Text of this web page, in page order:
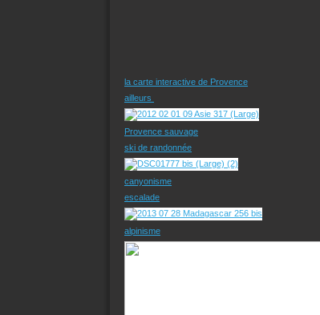
la carte interactive de Provence
ailleurs
Provence sauvage
ski de randonnée
canyonisme
escalade
alpinisme